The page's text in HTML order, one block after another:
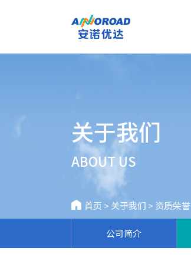
关于我们
ABOUT US
首页 > 关于我们 > 资质荣誉
公司简介